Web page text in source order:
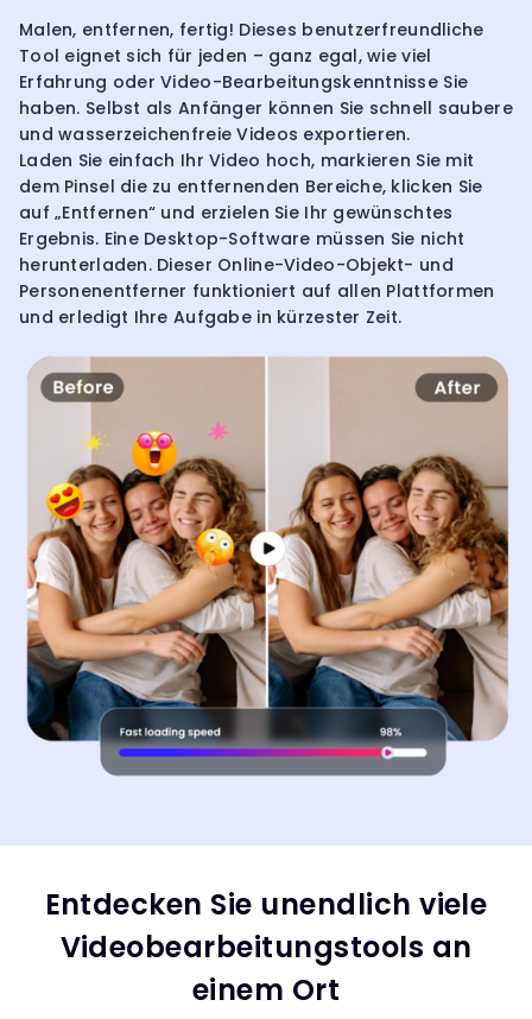
Malen, entfernen, fertig! Dieses benutzerfreundliche
Tool eignet sich für jeden – ganz egal, wie viel
Erfahrung oder Video-Bearbeitungskenntnisse Sie
haben. Selbst als Anfänger können Sie schnell saubere
und wasserzeichenfreie Videos exportieren.
Laden Sie einfach Ihr Video hoch, markieren Sie mit
dem Pinsel die zu entfernenden Bereiche, klicken Sie
auf „Entfernen“ und erzielen Sie Ihr gewünschtes
Ergebnis. Eine Desktop-Software müssen Sie nicht
herunterladen. Dieser Online-Video-Objekt- und
Personenentferner funktioniert auf allen Plattformen
und erledigt Ihre Aufgabe in kürzester Zeit.
Entdecken Sie unendlich viele
Videobearbeitungstools an
einem Ort